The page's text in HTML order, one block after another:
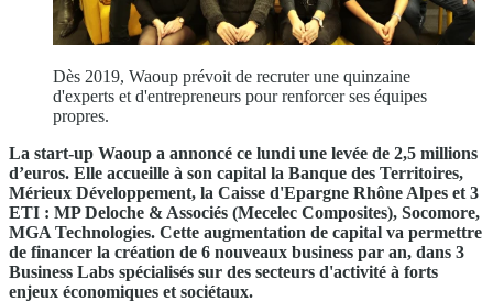
Dès 2019, Waoup prévoit de recruter une quinzaine
d'experts et d'entrepreneurs pour renforcer ses équipes
propres.
La start-up Waoup a annoncé ce lundi une levée de 2,5 millions
d’euros. Elle accueille à son capital la Banque des Territoires,
Mérieux Développement, la Caisse d'Epargne Rhône Alpes et 3
ETI : MP Deloche & Associés (Mecelec Composites), Socomore,
MGA Technologies. Cette augmentation de capital va permettre
de financer la création de 6 nouveaux business par an, dans 3
Business Labs spécialisés sur des secteurs d'activité à forts
enjeux économiques et sociétaux.